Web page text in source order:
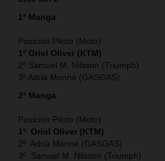
1ª Manga
Posición Piloto (Moto)
1º Oriol Oliver (KTM)
2º Samuel M. Nilsson (Triumph)
3º Adrià Monné (GASGAS)
2ª Manga
Posición Piloto (Moto)
1º Oriol Oliver (KTM)
2º Adrià Monné (GASGAS)
3º Samuel M. Nilsson (Triumph)